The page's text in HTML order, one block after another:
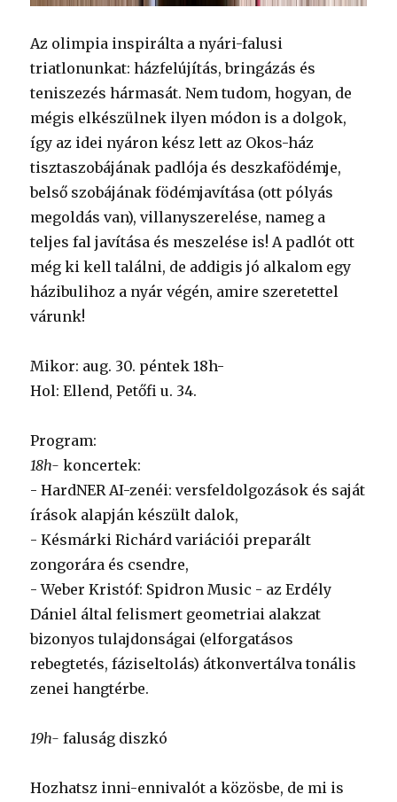
Az olimpia inspirálta a nyári-falusi
triatlonunkat: házfelújítás, bringázás és
teniszezés hármasát. Nem tudom, hogyan, de
mégis elkészülnek ilyen módon is a dolgok,
így az idei nyáron kész lett az Okos-ház
tisztaszobájának padlója és deszkafödémje,
belső szobájának födémjavítása (ott pólyás
megoldás van), villanyszerelése, nameg a
teljes fal javítása és meszelése is! A padlót ott
még ki kell találni, de addigis jó alkalom egy
házibulihoz a nyár végén, amire szeretettel
várunk!
Mikor: aug. 30. péntek 18h-
Hol: Ellend, Petőfi u. 34.
Program:
18h- koncertek:
- HardNER AI-zenéi: versfeldolgozások és saját
írások alapján készült dalok,
- Késmárki Richárd variációi preparált
zongorára és csendre,
- Weber Kristóf: Spidron Music - az Erdély
Dániel által felismert geometriai alakzat
bizonyos tulajdonságai (elforgatásos
rebegtetés, fáziseltolás) átkonvertálva tonális
zenei hangtérbe.
19h- faluság diszkó
Hozhatsz inni-ennivalót a közösbe, de mi is